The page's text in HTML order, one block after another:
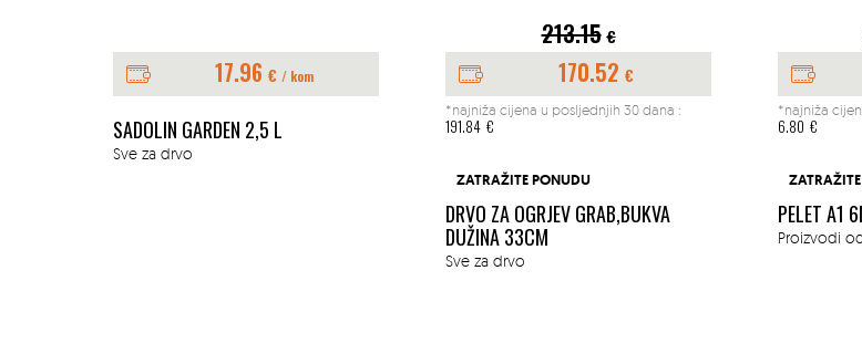
17.96 € / kom
SADOLIN GARDEN 2,5 L
Sve za drvo
213.15 €
170.52 €
*najniža cijena u posljednjih 30 dana :
191.84 €
ZATRAŽITE PONUDU
DRVO ZA OGRJEV GRAB,BUKVA
DUŽINA 33CM
Sve za drvo
*najniža
6.80 €
PELET A1
Proizvodi